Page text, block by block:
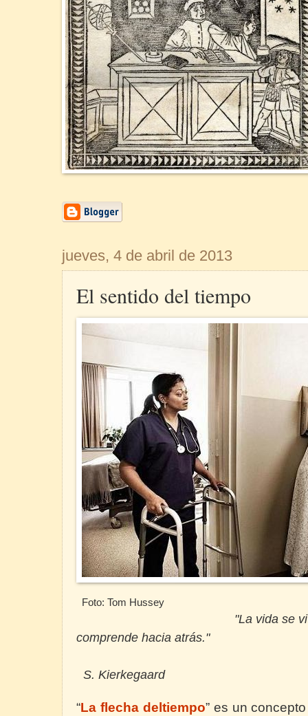
jueves, 4 de abril de 2013
El sentido del tiempo
Foto: Tom Hussey
"La vida se vive hacia
comprende hacia atrás."
S. Kierkegaard
“La flecha deltiempo” es un